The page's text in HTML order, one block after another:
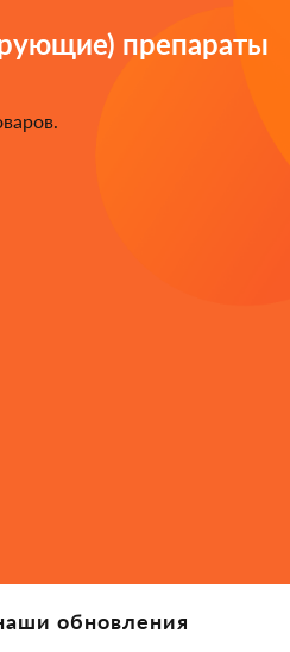
препараты
обновления